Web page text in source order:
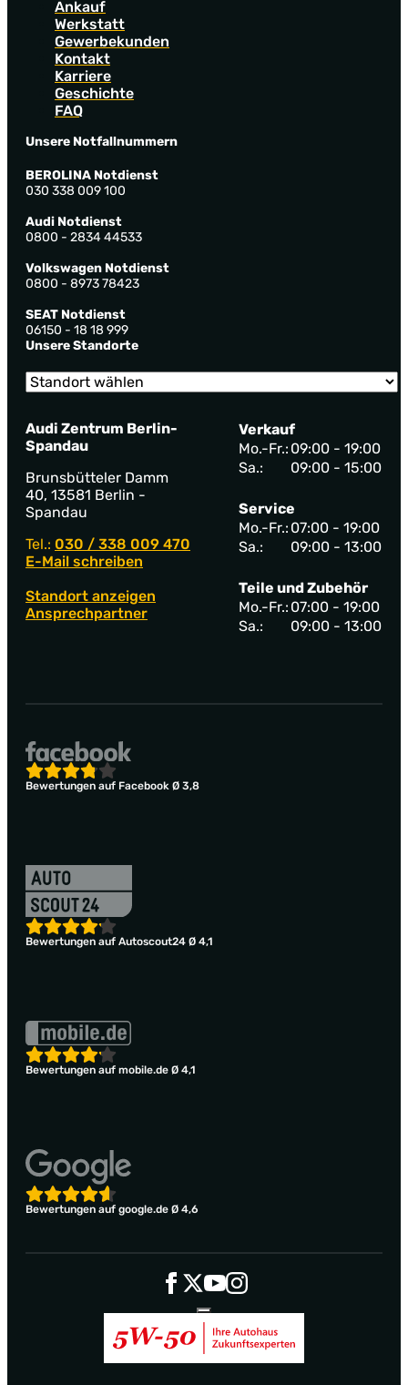
Ankauf
Werkstatt
Gewerbekunden
Kontakt
Karriere
Geschichte
FAQ
Unsere Notfallnummern
BEROLINA Notdienst
030 338 009 100
Audi Notdienst
0800 - 2834 44533
Volkswagen Notdienst
0800 - 8973 78423
SEAT Notdienst
06150 - 18 18 999
Unsere Standorte
Audi Zentrum Berlin-
Spandau
Brunsbütteler Damm
40, 13581 Berlin -
Spandau
Tel.: 030 / 338 009 470
E-Mail schreiben
Standort anzeigen
Ansprechpartner
Verkauf
Mo.-Fr.: 09:00 - 19:00
Sa.:
09:00 - 15:00
Service
Mo.-Fr.: 07:00 - 19:00
Sa.:
09:00 - 13:00
Teile und Zubehör
Mo.-Fr.: 07:00 - 19:00
Sa.:
09:00 - 13:00
Bewertungen auf Facebook Ø 3,8
Bewertungen auf Autoscout24 Ø 4,1
Bewertungen auf mobile.de Ø 4,1
Bewertungen auf google.de Ø 4,6